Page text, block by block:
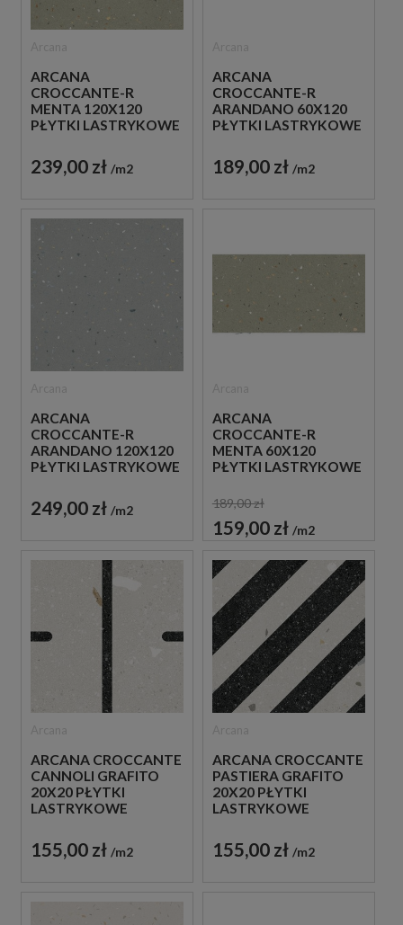
ARCANA
CROCCANTE-R
MENTA 120X120
PŁYTKI LASTRYKOWE
239,00 zł m2
ARCANA
CROCCANTE-R
ARANDANO 60X120
PŁYTKI LASTRYKOWE
189,00 zł m2
ARCANA
CROCCANTE-R
ARANDANO 120X120
PŁYTKI LASTRYKOWE
249,00 zł m2
ARCANA
CROCCANTE-R
MENTA 60X120
PŁYTKI LASTRYKOWE
189,00 zł
159,00 zł m2
ARCANA CROCCANTE
CANNOLI GRAFITO
20X20 PŁYTKI
LASTRYKOWE
DEKORACYJNE
155,00 zł m2
ARCANA CROCCANTE
PASTIERA GRAFITO
20X20 PŁYTKI
LASTRYKOWE
DEKORACYJNE
155,00 zł m2